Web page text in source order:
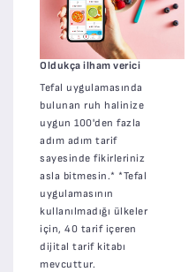
Oldukça ilham verici
Tefal uygulamasında
bulunan ruh halinize
uygun 100'den fazla
adım adım tarif
sayesinde fikirleriniz
asla bitmesin.* *Tefal
uygulamasının
kullanılmadığı ülkeler
için, 40 tarif içeren
dijital tarif kitabı
mevcuttur.